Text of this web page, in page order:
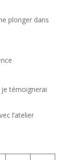
plonger dans
témoignerai
l’atelier